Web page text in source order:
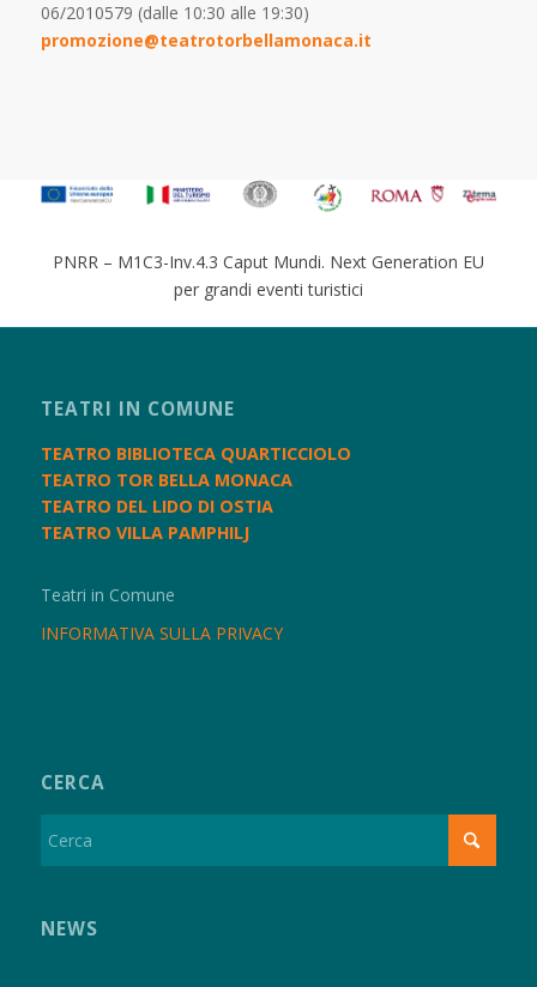
06/2010579 (dalle 10:30 alle 19:30)
promozione@teatrotorbellamonaca.it
PNRR – M1C3-Inv.4.3 Caput Mundi. Next Generation EU
per grandi eventi turistici
TEATRI IN COMUNE
TEATRO BIBLIOTECA QUARTICCIOLO
TEATRO TOR BELLA MONACA
TEATRO DEL LIDO DI OSTIA
TEATRO VILLA PAMPHILJ
Teatri in Comune
INFORMATIVA SULLA PRIVACY
CERCA
NEWS